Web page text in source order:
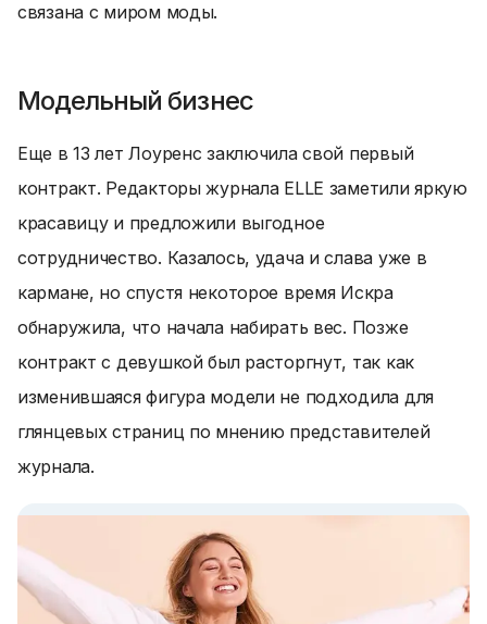
связана с миром моды.
Модельный бизнес
Еще в 13 лет Лоуренс заключила свой первый
контракт. Редакторы журнала ELLE заметили яркую
красавицу и предложили выгодное
сотрудничество. Казалось, удача и слава уже в
кармане, но спустя некоторое время Искра
обнаружила, что начала набирать вес. Позже
контракт с девушкой был расторгнут, так как
изменившаяся фигура модели не подходила для
глянцевых страниц по мнению представителей
журнала.